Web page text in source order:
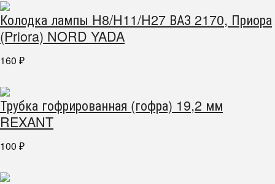
Колодка лампы H8/H11/H27 ВАЗ 2170, Приора
(Priora) NORD YADA
160 ₽
Трубка гофрированная (гофра) 19,2 мм
REXANT
100 ₽